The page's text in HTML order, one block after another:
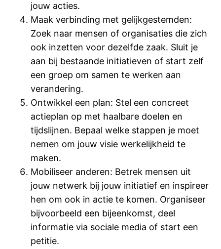
jouw acties.
Maak verbinding met gelijkgestemden:
Zoek naar mensen of organisaties die zich
ook inzetten voor dezelfde zaak. Sluit je
aan bij bestaande initiatieven of start zelf
een groep om samen te werken aan
verandering.
Ontwikkel een plan: Stel een concreet
actieplan op met haalbare doelen en
tijdslijnen. Bepaal welke stappen je moet
nemen om jouw visie werkelijkheid te
maken.
Mobiliseer anderen: Betrek mensen uit
jouw netwerk bij jouw initiatief en inspireer
hen om ook in actie te komen. Organiseer
bijvoorbeeld een bijeenkomst, deel
informatie via sociale media of start een
petitie.